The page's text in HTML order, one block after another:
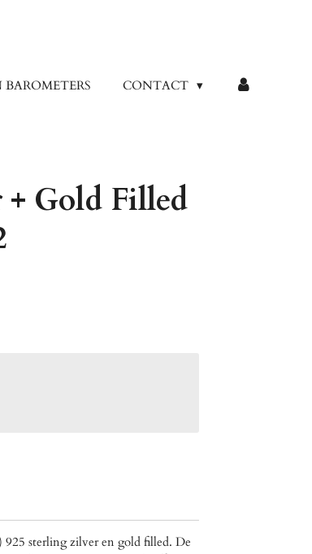
CONTACT
Gold Filled
925 sterling zilver en gold filled. De